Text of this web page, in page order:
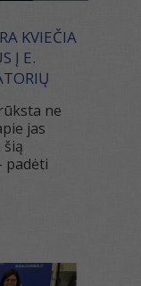
KVIEČIA
Į E.
ne
jas
padėti